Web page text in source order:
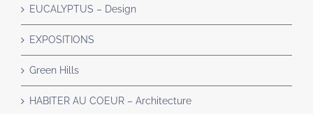
EUCALYPTUS – Design
EXPOSITIONS
Green Hills
HABITER AU COEUR – Architecture